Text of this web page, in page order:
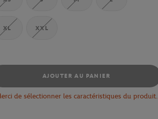
XL XXL
AJOUTER AU PANIER
de sélectionner les caractéristiques du produit.